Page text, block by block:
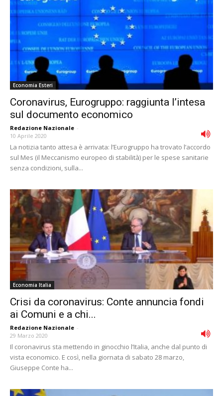
Economia Esteri
Coronavirus, Eurogruppo: raggiunta l’intesa
sul documento economico
Redazione Nazionale -
10 Aprile 2020
La notizia tanto attesa è arrivata: l’Eurogruppo ha trovato l’accordo
sul Mes (il Meccanismo europeo di stabilità) per le spese sanitarie
senza condizioni, sulla...
Economia Italia
Crisi da coronavirus: Conte annuncia fondi
ai Comuni e a chi...
Redazione Nazionale -
29 Marzo 2020
Il coronavirus sta mettendo in ginocchio l’Italia, anche dal punto di
vista economico. E così, nella giornata di sabato 28 marzo,
Giuseppe Conte ha...